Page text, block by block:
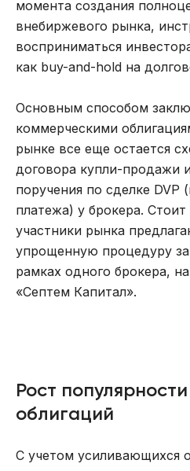
момента создания
внебиржевого рынка,
восприниматься
как buy-and-hold на
Основным способом
коммерческими
рынке все еще остается
договора купли-продажи
поручения по сделке DVP
платежа) у брокера.
участники рынка
упрощенную процедуру
рамках одного брокера,
«Септем Капитал».
Рост
облигаций
С учетом усиливающихся